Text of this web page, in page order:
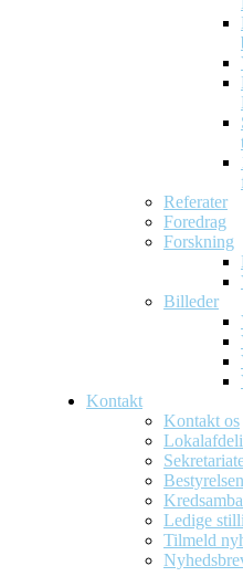
Referater
Foredrag
Forskning
Billeder
Kontakt
Kontakt os
Bestyrelsen
Ledige
Tilmeld